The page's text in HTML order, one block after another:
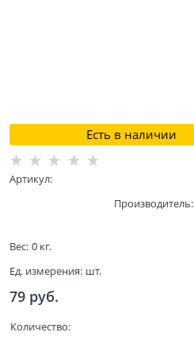
Есть в наличии
Артикул:
Производитель:
Вес: 0 кг.
Ед. измерения: шт.
79 руб.
Количество: